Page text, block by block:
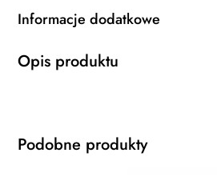
Informacje dodatkowe
Opis produktu
Podobne produkty